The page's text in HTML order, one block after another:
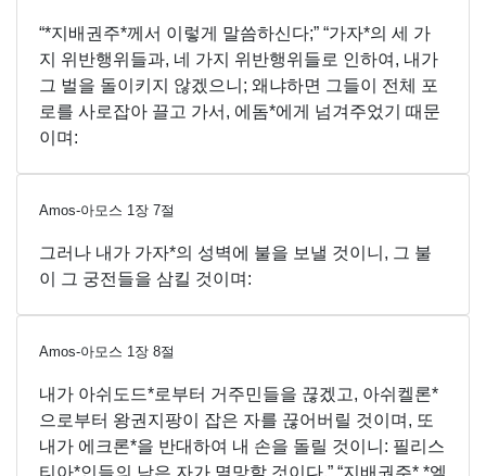
“*지배권주*께서 이렇게 말씀하신다;” “가자*의 세 가
지 위반행위들과, 네 가지 위반행위들로 인하여, 내가
그 벌을 돌이키지 않겠으니; 왜냐하면 그들이 전체 포
로를 사로잡아 끌고 가서, 에돔*에게 넘겨주었기 때문
이며:
Amos-아모스 1장 7절
그러나 내가 가자*의 성벽에 불을 보낼 것이니, 그 불
이 그 궁전들을 삼킬 것이며:
Amos-아모스 1장 8절
내가 아쉬도드*로부터 거주민들을 끊겠고, 아쉬켈론*
으로부터 왕권지팡이 잡은 자를 끊어버릴 것이며, 또
내가 에크론*을 반대하여 내 손을 돌릴 것이니: 필리스
티아*인들의 남은 자가 멸망할 것이다,” “지배권주* *엘